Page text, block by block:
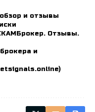
и отзывы
Отзывы.
и